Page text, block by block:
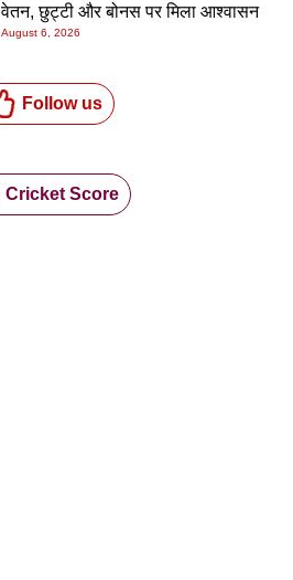
वेतन, छुट्टी और बोनस पर मिला आश्वासन
August 6, 2026
Follow us
Cricket Score